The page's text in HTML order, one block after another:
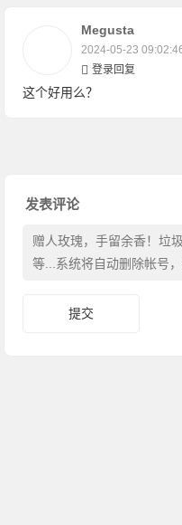
Megusta
2024-05-23
登录回复
这个好用么？
发表评论